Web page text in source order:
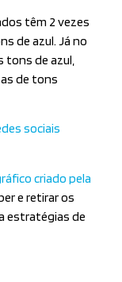
têm 2 vezes
de azul. Já no
tons de azul,
de tons
sociais
criado pela
e retirar os
estratégias de